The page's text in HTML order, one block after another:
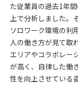
た従業員の過去1年
上で分析しました。
ソロワーク環境の利
人の働き方が見て取
エリアやコラボレー
が高く、自律した働
性を向上させている